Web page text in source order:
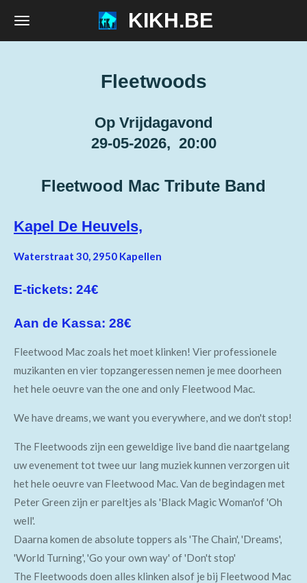
Ga
KIKH.BE
Fleetwoods
Op Vrijdagavond
29-05-2026, 20:00
Fleetwood Mac Tribute Band
Kapel De Heuvels,
Waterstraat 30, 2950 Kapellen
E-tickets: 24€
Aan de Kassa: 28€
Fleetwood Mac zoals het moet klinken! Vier professionele
muzikanten en vier topzangeressen nemen je mee doorheen
het hele oeuvre van the one and only Fleetwood Mac.
We have dreams, we want you everywhere, and we don't stop!
The Fleetwoods zijn een geweldige live band die naartgelang
uw evenement tot twee uur lang muziek kunnen verzorgen uit
het hele oeuvre van Fleetwood Mac. Van de begindagen met
Peter Green zijn er pareltjes als 'Black Magic Woman'of 'Oh
well'.
Daarna komen de absolute toppers als 'The Chain', 'Dreams',
'World Turning', 'Go your own way' of 'Don't stop'
The Fleetwoods doen alles klinken alsof je bij Fleetwood Mac